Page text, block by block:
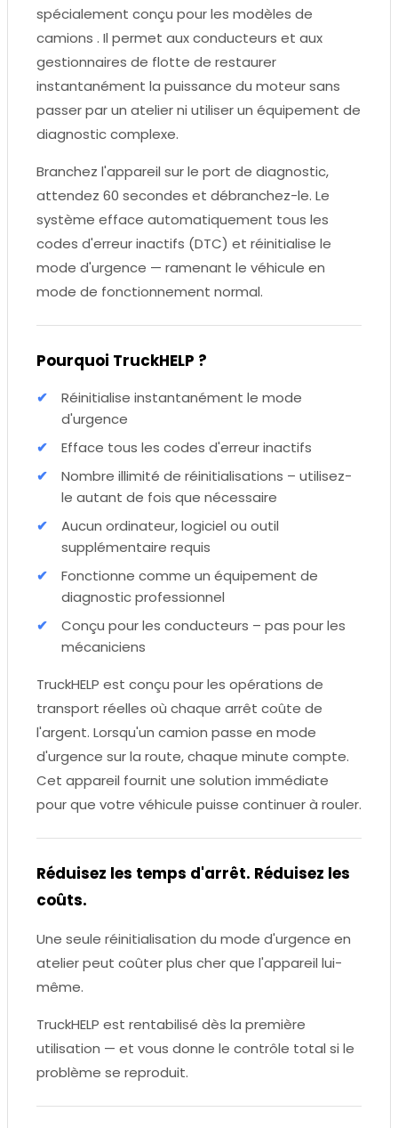
spécialement conçu pour les modèles de
camions . Il permet aux conducteurs et aux
gestionnaires de flotte de restaurer
instantanément la puissance du moteur sans
passer par un atelier ni utiliser un équipement de
diagnostic complexe.
Branchez l'appareil sur le port de diagnostic,
attendez 60 secondes et débranchez-le. Le
système efface automatiquement tous les
codes d'erreur inactifs (DTC) et réinitialise le
mode d'urgence — ramenant le véhicule en
mode de fonctionnement normal.
Pourquoi TruckHELP ?
Réinitialise instantanément le mode
d'urgence
Efface tous les codes d'erreur inactifs
Nombre illimité de réinitialisations – utilisez-
le autant de fois que nécessaire
Aucun ordinateur, logiciel ou outil
supplémentaire requis
Fonctionne comme un équipement de
diagnostic professionnel
Conçu pour les conducteurs – pas pour les
mécaniciens
TruckHELP est conçu pour les opérations de
transport réelles où chaque arrêt coûte de
l'argent. Lorsqu'un camion passe en mode
d'urgence sur la route, chaque minute compte.
Cet appareil fournit une solution immédiate
pour que votre véhicule puisse continuer à rouler.
Réduisez les temps d'arrêt. Réduisez les
coûts.
Une seule réinitialisation du mode d'urgence en
atelier peut coûter plus cher que l'appareil lui-
même.
TruckHELP est rentabilisé dès la première
utilisation — et vous donne le contrôle total si le
problème se reproduit.